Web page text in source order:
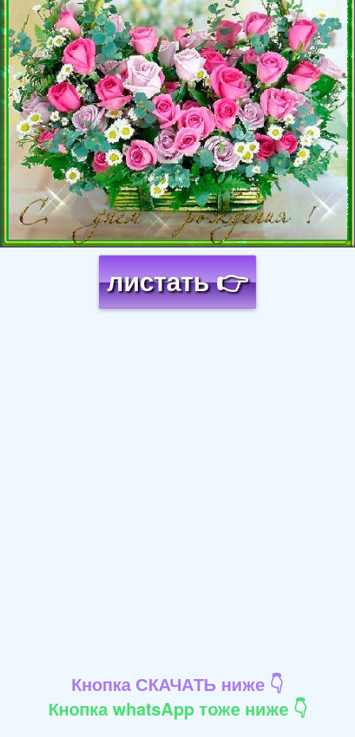
листать 👉
Кнопка СКАЧАТЬ ниже 👇
Кнопка whatsApp тоже ниже 👇